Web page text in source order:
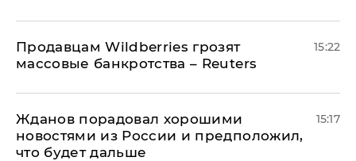
Продавцам Wildberries грозят
массовые банкротства – Reuters
15:22
Жданов порадовал хорошими
новостями из России и предположил,
что будет дальше
15:17